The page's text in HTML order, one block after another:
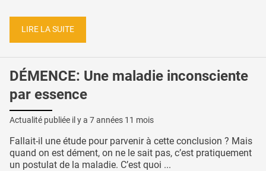
LIRE LA SUITE
DÉMENCE: Une maladie inconsciente
par essence
Actualité publiée il y a 7 années 11 mois
Fallait-il une étude pour parvenir à cette conclusion ? Mais
quand on est dément, on ne le sait pas, c’est pratiquement
un postulat de la maladie. C’est quoi ...